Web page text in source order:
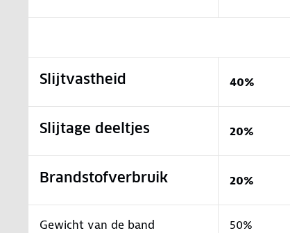
Slijtvastheid 40%
Slijtage deeltjes 20%
Brandstofverbruik 20%
Gewicht van de band 50%